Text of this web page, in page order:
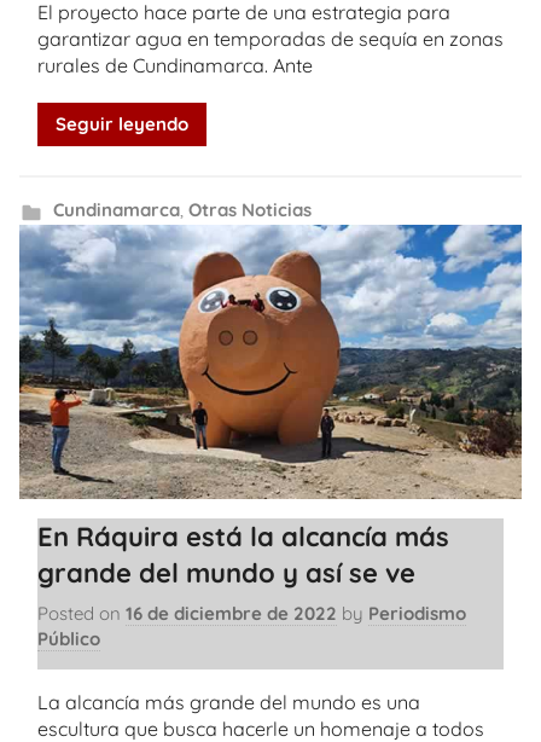
El proyecto hace parte de una estrategia para
garantizar agua en temporadas de sequía en zonas
rurales de Cundinamarca. Ante
Seguir leyendo
Cundinamarca, Otras Noticias
En Ráquira está la alcancía más
grande del mundo y así se ve
Posted on 16 de diciembre de 2022 by Periodismo
Público
La alcancía más grande del mundo es una
escultura que busca hacerle un homenaje a todos